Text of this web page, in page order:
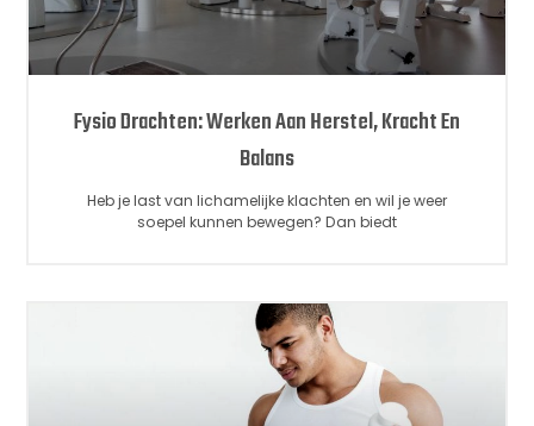
Fysio Drachten: Werken Aan Herstel, Kracht En
Balans
Heb je last van lichamelijke klachten en wil je weer
soepel kunnen bewegen? Dan biedt